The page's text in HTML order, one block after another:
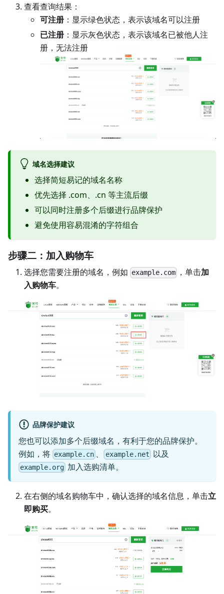
查看查询结果：
可注册 ：显示绿色状态，表示该域名可以注册
已注册 ：显示灰色状态，表示该域名已被他人注
册，无法注册
域名选择建议
选择简短易记的域名名称
优先选择 .com、.cn 等主流后缀
可以同时注册多个后缀进行品牌保护
避免使用容易混淆的字符组合
步骤二：加入购物车
选择您需要注册的域名，例如 example.com ，单击加
入购物车。
品牌保护建议
您也可以添加多个后缀域名，有利于您的品牌保护。
例如，将 example.cn 、 example.net 以及
example.org 加入选购清单。
在右侧的域名购物车中，确认选择的域名信息，单击立
即购买。